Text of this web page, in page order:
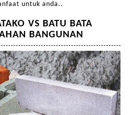
untuk anda..
VS BATU BATA
BANGUNAN